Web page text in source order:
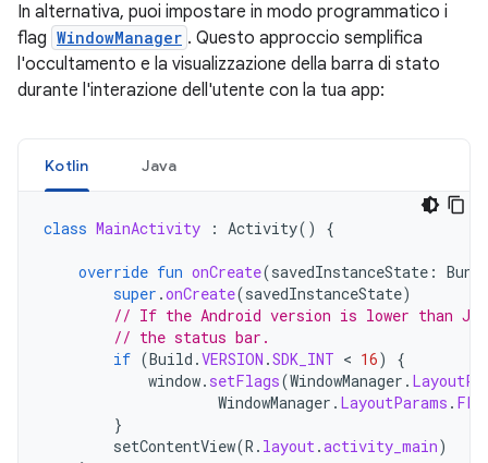
In alternativa, puoi impostare in modo programmatico i
flag WindowManager . Questo approccio semplifica
l'occultamento e la visualizzazione della barra di stato
durante l'interazione dell'utente con la tua app:
Kotlin Java
class MainActivity : Activity() {
override fun onCreate(savedInstanceState :
super .onCreate(savedInstanceState)
// If the Android version is lower than
// the status bar.
if (Build .VERSION .SDK_INT < 16)
{
window. setFlags(WindowManager .
WindowManager . LayoutParams .
}
setContentView(R . layout.activity_main)